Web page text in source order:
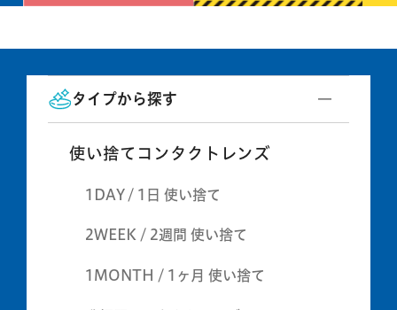
タイプから探す
使い捨てコンタクトレンズ
1DAY / 1日 使い捨て
2WEEK / 2週間 使い捨て
1MONTH / 1ヶ月 使い捨て